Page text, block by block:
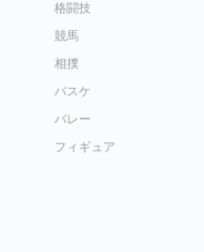
格闘技
競馬
相撲
バスケ
バレー
フィギュア